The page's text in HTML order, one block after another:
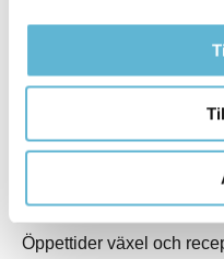
Fax: 0456-82 22 00
Öppettider växel och